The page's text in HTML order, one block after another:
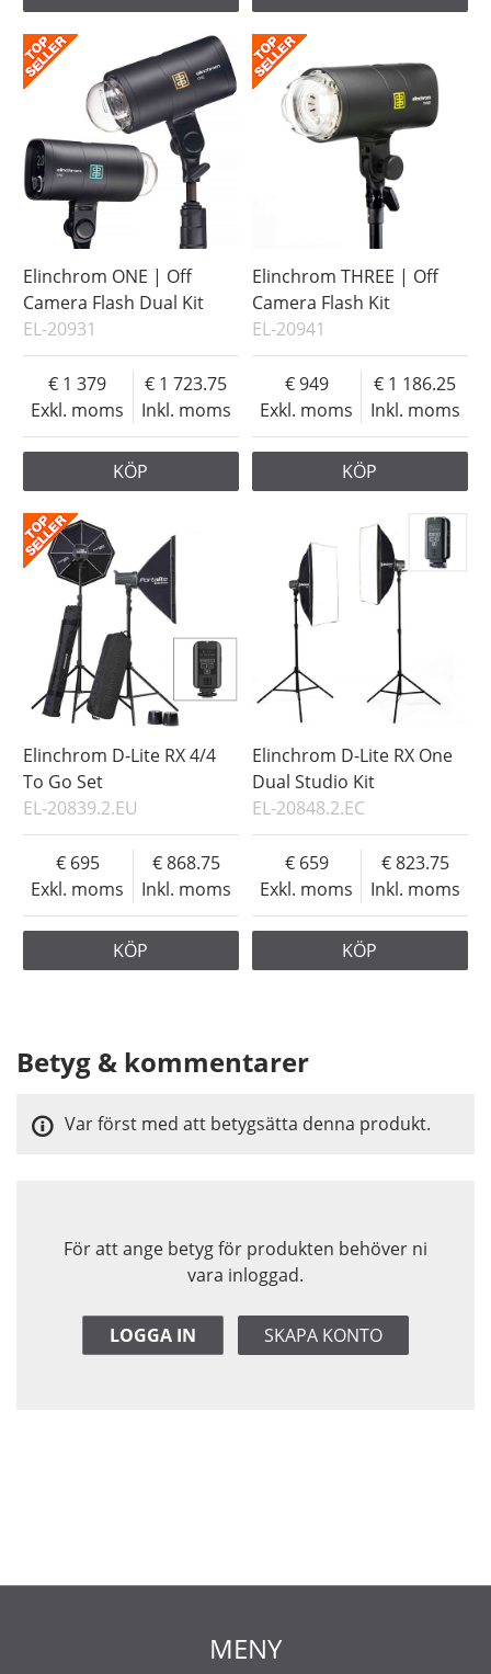
Elinchrom ONE | Off
Camera Flash Dual Kit
EL-20931
Exkl. moms
1 379
Inkl. moms
1 723.75
KÖP
Elinchrom THREE | Off
Camera Flash Kit
EL-20941
Exkl. moms
949
Inkl. moms
1 186.25
KÖP
Elinchrom D-Lite RX 4/4
To Go Set
EL-20839.2.EU
Exkl. moms
695
Inkl. moms
868.75
KÖP
Elinchrom D-Lite RX One
Dual Studio Kit
EL-20848.2.EC
Exkl. moms
659
Inkl. moms
823.75
KÖP
Betyg & kommentarer
För att ange betyg för produkten behöver ni
vara inloggad.
LOGGA IN SKAPA KONTO
Var först med att betygsätta denna produkt.
MENY